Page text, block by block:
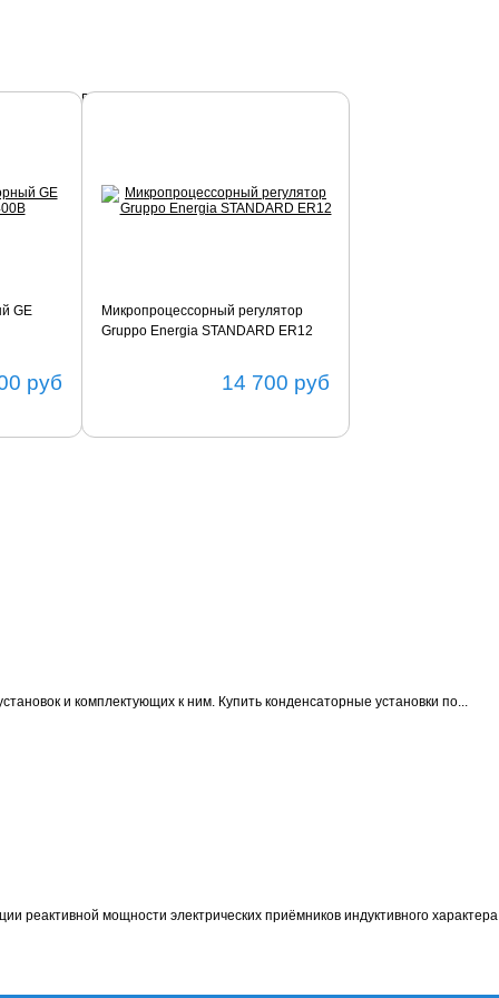
GE
руб
Микропроцессорный регулятор
Gruppo Energia STANDARD ER12
14 700 руб
Подробнее
и комплектующих к ним. Купить конденсаторные установки по...
реактивной мощности электрических приёмников индуктивного